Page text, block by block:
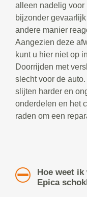
alleen nadelig voor
bijzonder
andere manier
Aangezien deze
kunt u hier niet op
Doorrijden met
slecht voor de
slijten harder en
onderdelen en het
raden om een
Hoe weet
Epica